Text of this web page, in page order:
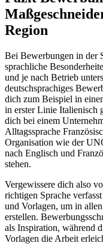
Region
Bei Bewerbungen in der
sprachliche
und je nach Betrieb
deutschsprachiges
dich zum Beispiel in
in erster Linie Italienisch
dich bei einem
Alltagssprache
Organisation wie der
nach Englisch und
stehen.
Vergewissere dich also
richtigen Sprache
und Vorlagen, um in
erstellen.
als Inspiration, während
Vorlagen die Arbeit